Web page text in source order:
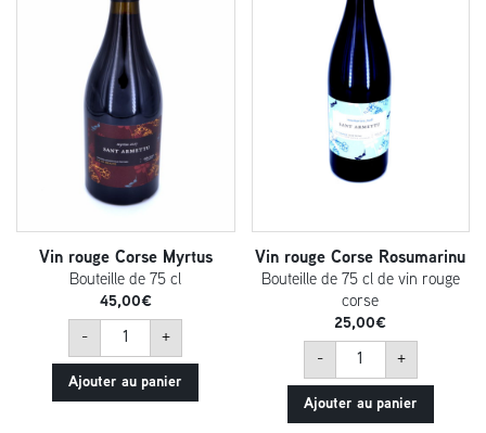
Vin rouge Corse Myrtus
Bouteille de 75 cl
45,00€
-
Vin
Corse
Myrtus
+
Ajouter au panier
Vin rouge Corse Rosumarinu
Bouteille de 75 cl de vin rouge
corse
25,00€
-
Vin
Corse
Rosumarinu
+
Ajouter au panier